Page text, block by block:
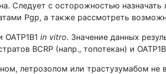
Следует с осторожностью
Pgp, а также рассмотреть
in vitro. Значение данных
BCRP (напр., топотекан) и
летрозолом или трастузумабом